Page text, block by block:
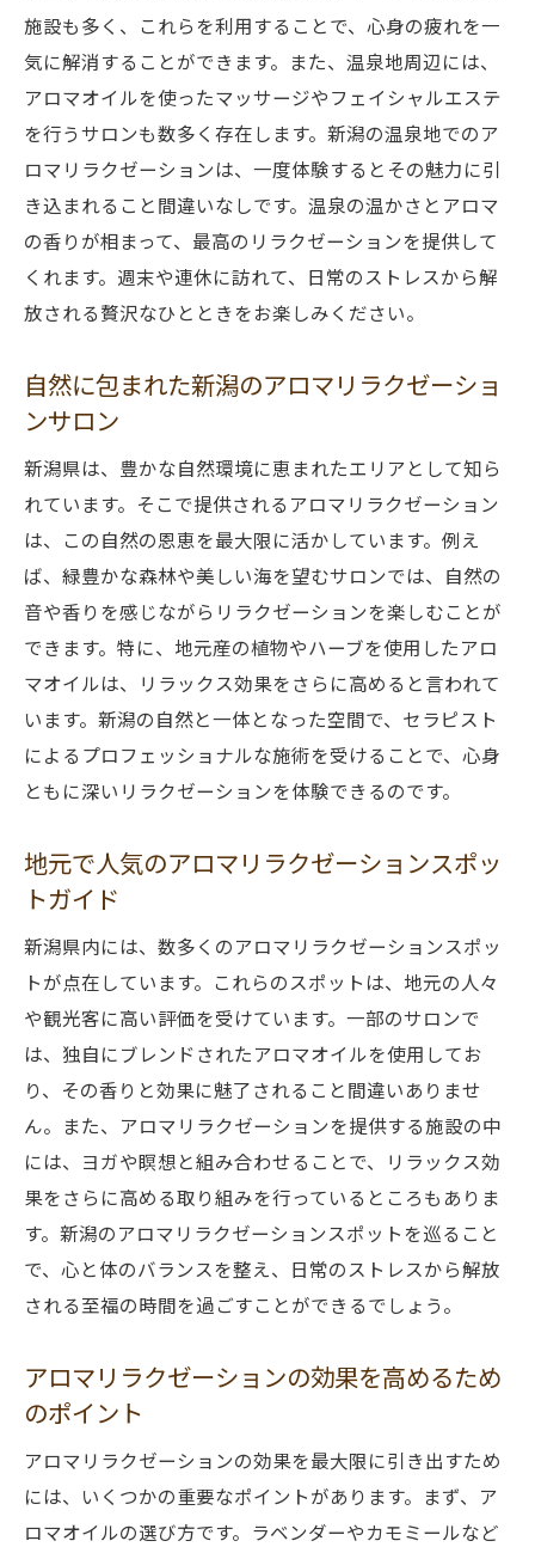
施設も多く、これらを利用することで、心身の疲れを一
気に解消することができます。また、温泉地周辺には、
アロマオイルを使ったマッサージやフェイシャルエステ
を行うサロンも数多く存在します。新潟の温泉地でのア
ロマリラクゼーションは、一度体験するとその魅力に引
き込まれること間違いなしです。温泉の温かさとアロマ
の香りが相まって、最高のリラクゼーションを提供して
くれます。週末や連休に訪れて、日常のストレスから解
放される贅沢なひとときをお楽しみください。
自然に包まれた新潟のアロマリラクゼーショ
ンサロン
新潟県は、豊かな自然環境に恵まれたエリアとして知ら
れています。そこで提供されるアロマリラクゼーション
は、この自然の恩恵を最大限に活かしています。例え
ば、緑豊かな森林や美しい海を望むサロンでは、自然の
音や香りを感じながらリラクゼーションを楽しむことが
できます。特に、地元産の植物やハーブを使用したアロ
マオイルは、リラックス効果をさらに高めると言われて
います。新潟の自然と一体となった空間で、セラピスト
によるプロフェッショナルな施術を受けることで、心身
ともに深いリラクゼーションを体験できるのです。
地元で人気のアロマリラクゼーションスポッ
トガイド
新潟県内には、数多くのアロマリラクゼーションスポッ
トが点在しています。これらのスポットは、地元の人々
や観光客に高い評価を受けています。一部のサロンで
は、独自にブレンドされたアロマオイルを使用してお
り、その香りと効果に魅了されること間違いありませ
ん。また、アロマリラクゼーションを提供する施設の中
には、ヨガや瞑想と組み合わせることで、リラックス効
果をさらに高める取り組みを行っているところもありま
す。新潟のアロマリラクゼーションスポットを巡ること
で、心と体のバランスを整え、日常のストレスから解放
される至福の時間を過ごすことができるでしょう。
アロマリラクゼーションの効果を高めるため
のポイント
アロマリラクゼーションの効果を最大限に引き出すため
には、いくつかの重要なポイントがあります。まず、ア
ロマオイルの選び方です。ラベンダーやカモミールなど